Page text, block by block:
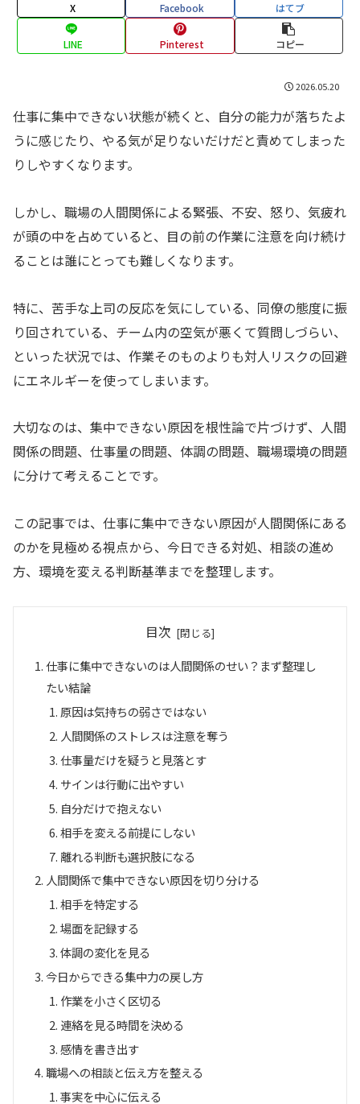
X Facebook はてブ
LINE Pinterest コピー
2026.05.20
仕事に集中できない状態が続くと、自分の能力が落ちたよ
うに感じたり、やる気が足りないだけだと責めてしまった
りしやすくなります。
しかし、職場の人間関係による緊張、不安、怒り、気疲れ
が頭の中を占めていると、目の前の作業に注意を向け続け
ることは誰にとっても難しくなります。
特に、苦手な上司の反応を気にしている、同僚の態度に振
り回されている、チーム内の空気が悪くて質問しづらい、
といった状況では、作業そのものよりも対人リスクの回避
にエネルギーを使ってしまいます。
大切なのは、集中できない原因を根性論で片づけず、人間
関係の問題、仕事量の問題、体調の問題、職場環境の問題
に分けて考えることです。
この記事では、仕事に集中できない原因が人間関係にある
のかを見極める視点から、今日できる対処、相談の進め
方、環境を変える判断基準までを整理します。
目次
仕事に集中できないのは人間関係のせい？まず整理し
たい結論
原因は気持ちの弱さではない
人間関係のストレスは注意を奪う
仕事量だけを疑うと見落とす
サインは行動に出やすい
自分だけで抱えない
相手を変える前提にしない
離れる判断も選択肢になる
人間関係で集中できない原因を切り分ける
相手を特定する
場面を記録する
体調の変化を見る
今日からできる集中力の戻し方
作業を小さく区切る
連絡を見る時間を決める
感情を書き出す
職場への相談と伝え方を整える
事実を中心に伝える